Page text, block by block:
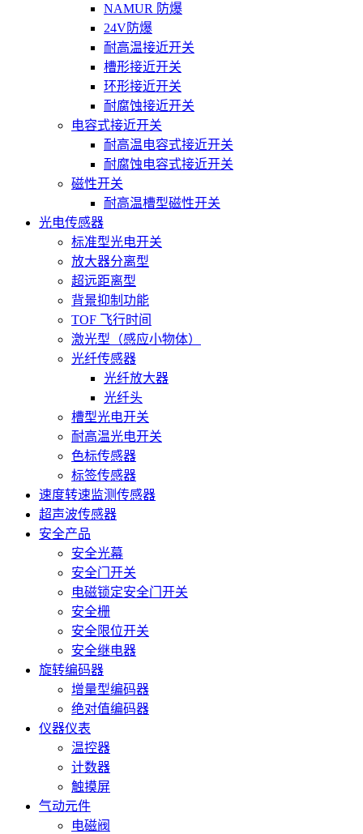
NAMUR 防爆
24V防爆
耐高温接近开关
槽形接近开关
环形接近开关
耐腐蚀接近开关
电容式接近开关
耐高温电容式接近开关
耐腐蚀电容式接近开关
磁性开关
耐高温槽型磁性开关
光电传感器
标准型光电开关
放大器分离型
超远距离型
背景抑制功能
TOF 飞行时间
激光型（感应小物体）
光纤传感器
光纤放大器
光纤头
槽型光电开关
耐高温光电开关
色标传感器
标签传感器
速度转速监测传感器
超声波传感器
安全产品
安全光幕
安全门开关
电磁锁定安全门开关
安全栅
安全限位开关
安全继电器
旋转编码器
增量型编码器
绝对值编码器
仪器仪表
温控器
计数器
触摸屏
气动元件
电磁阀